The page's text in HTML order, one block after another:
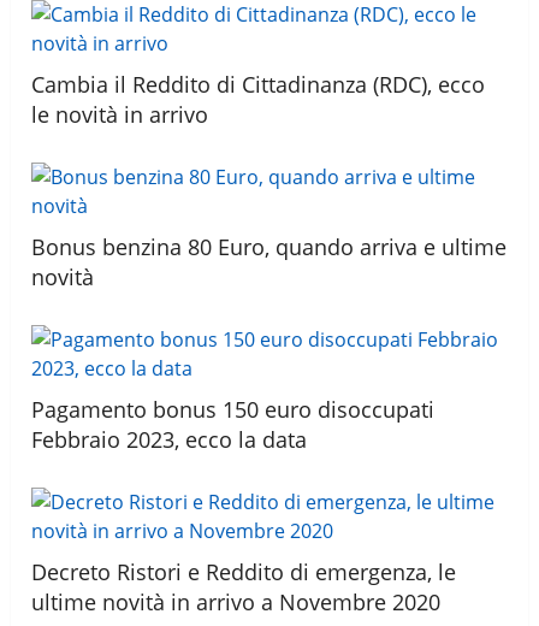
Cambia il Reddito di Cittadinanza (RDC), ecco
le novità in arrivo
Bonus benzina 80 Euro, quando arriva e ultime
novità
Pagamento bonus 150 euro disoccupati
Febbraio 2023, ecco la data
Decreto Ristori e Reddito di emergenza, le
ultime novità in arrivo a Novembre 2020